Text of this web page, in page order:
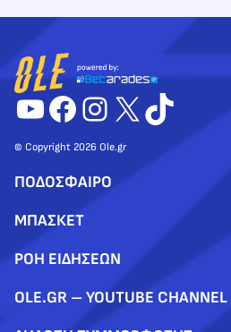
YouTube
Facebook
Instagram
X TikTok
© Copyright 2026 Ole.gr
ΠΟΔΟΣΦΑΙΡΟ
ΜΠΑΣΚΕΤ
ΡΟΗ ΕΙΔΗΣΕΩΝ
OLE.GR – YOUTUBE CHANNEL